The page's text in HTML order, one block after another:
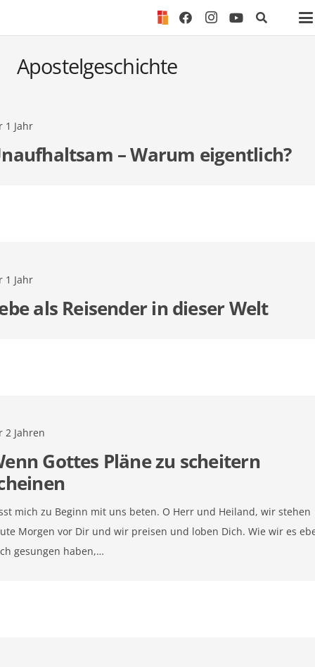
Apostelgeschichte
1 Jahr
– Warum eigentlich?
1 Jahr
als Reisender in dieser Welt
2 Jahren
Gottes Pläne zu scheitern
mich zu Beginn mit uns beten. O Herr und Heiland, wir stehen
Morgen vor Dir und wir preisen und loben Dich. Wie wir es
gesungen haben,…